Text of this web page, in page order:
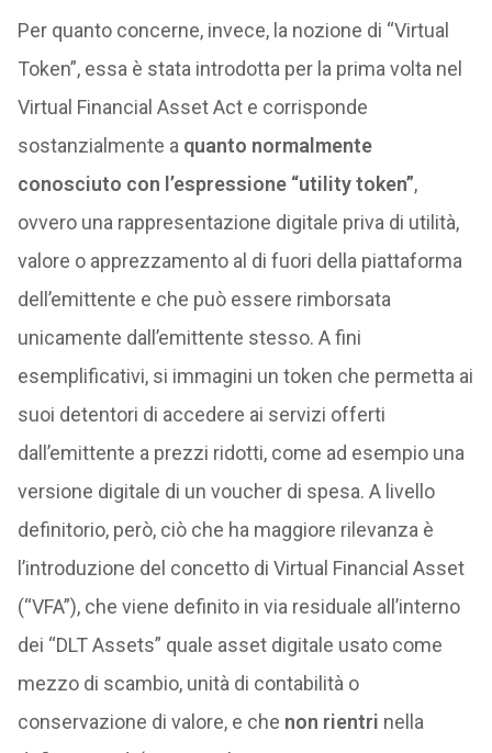
Per quanto concerne, invece, la nozione di “Virtual
Token”, essa è stata introdotta per la prima volta nel
Virtual Financial Asset Act e corrisponde
sostanzialmente a quanto normalmente
conosciuto con l’espressione “utility token”,
ovvero una rappresentazione digitale priva di utilità,
valore o apprezzamento al di fuori della piattaforma
dell’emittente e che può essere rimborsata
unicamente dall’emittente stesso. A fini
esemplificativi, si immagini un token che permetta ai
suoi detentori di accedere ai servizi offerti
dall’emittente a prezzi ridotti, come ad esempio una
versione digitale di un voucher di spesa. A livello
definitorio, però, ciò che ha maggiore rilevanza è
l’introduzione del concetto di Virtual Financial Asset
(“VFA”), che viene definito in via residuale all’interno
dei “DLT Assets” quale asset digitale usato come
mezzo di scambio, unità di contabilità o
conservazione di valore, e che non rientri nella